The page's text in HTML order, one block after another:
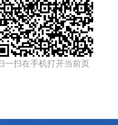
一扫在手机打开当前页